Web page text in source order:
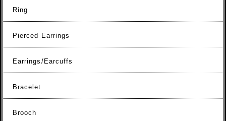
Ring
Pierced Earrings
Earrings/Earcuffs
Bracelet
Brooch